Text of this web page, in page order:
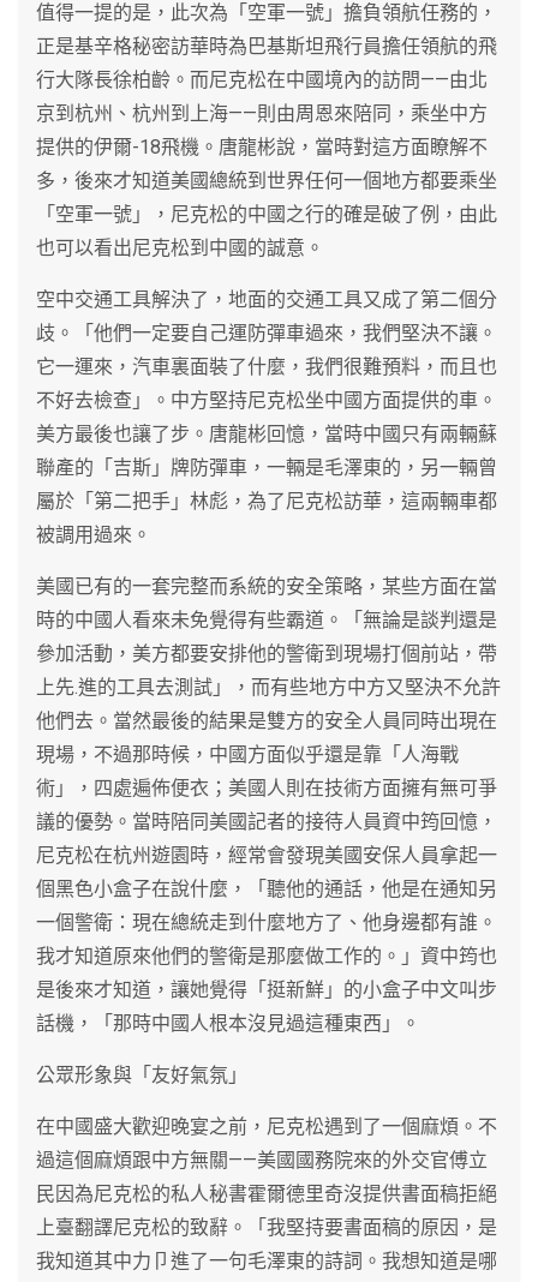
值得一提的是，此次為「空軍一號」擔負領航任務的，
正是基辛格秘密訪華時為巴基斯坦飛行員擔任領航的飛
行大隊長徐柏齡。而尼克松在中國境內的訪問——由北
京到杭州、杭州到上海——則由周恩來陪同，乘坐中方
提供的伊爾-18飛機。唐龍彬說，當時對這方面瞭解不
多，後來才知道美國總統到世界任何一個地方都要乘坐
「空軍一號」，尼克松的中國之行的確是破了例，由此
也可以看出尼克松到中國的誠意。
空中交通工具解決了，地面的交通工具又成了第二個分
歧。「他們一定要自己運防彈車過來，我們堅決不讓。
它一運來，汽車裏面裝了什麼，我們很難預料，而且也
不好去檢查」。中方堅持尼克松坐中國方面提供的車。
美方最後也讓了步。唐龍彬回憶，當時中國只有兩輛蘇
聯產的「吉斯」牌防彈車，一輛是毛澤東的，另一輛曾
屬於「第二把手」林彪，為了尼克松訪華，這兩輛車都
被調用過來。
美國已有的一套完整而系統的安全策略，某些方面在當
時的中國人看來未免覺得有些霸道。「無論是談判還是
參加活動，美方都要安排他的警衛到現場打個前站，帶
上先.進的工具去測試」，而有些地方中方又堅決不允許
他們去。當然最後的結果是雙方的安全人員同時出現在
現場，不過那時候，中國方面似乎還是靠「人海戰
術」，四處遍佈便衣；美國人則在技術方面擁有無可爭
議的優勢。當時陪同美國記者的接待人員資中筠回憶，
尼克松在杭州遊園時，經常會發現美國安保人員拿起一
個黑色小盒子在說什麼，「聽他的通話，他是在通知另
一個警衛：現在總統走到什麼地方了、他身邊都有誰。
我才知道原來他們的警衛是那麼做工作的。」資中筠也
是後來才知道，讓她覺得「挺新鮮」的小盒子中文叫步
話機，「那時中國人根本沒見過這種東西」。
公眾形象與「友好氣氛」
在中國盛大歡迎晚宴之前，尼克松遇到了一個麻煩。不
過這個麻煩跟中方無關——美國國務院來的外交官傅立
民因為尼克松的私人秘書霍爾德里奇沒提供書面稿拒絕
上臺翻譯尼克松的致辭。「我堅持要書面稿的原因，是
我知道其中力卩進了一句毛澤東的詩詞。我想知道是哪